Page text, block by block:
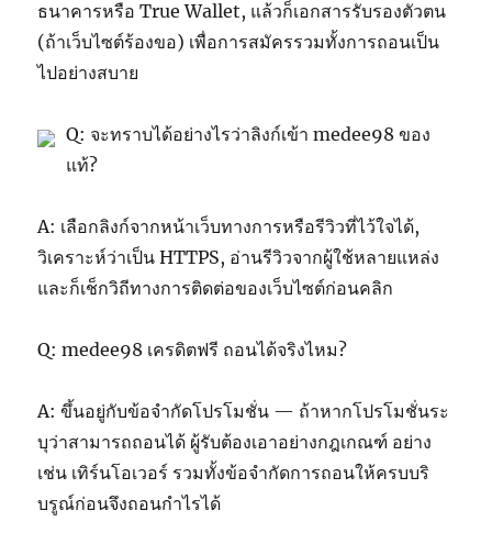
ธนาคารหรือ True Wallet, แล้วก็เอกสารรับรองตัวตน
(ถ้าเว็บไซต์ร้องขอ) เพื่อการสมัครรวมทั้งการถอนเป็น
ไปอย่างสบาย
Q: จะทราบได้อย่างไรว่าลิงก์เข้า medee98 ของ
แท้?
A: เลือกลิงก์จากหน้าเว็บทางการหรือรีวิวที่ไว้ใจได้,
วิเคราะห์ว่าเป็น HTTPS, อ่านรีวิวจากผู้ใช้หลายแหล่ง
และก็เช็กวิถีทางการติดต่อของเว็บไซต์ก่อนคลิก
Q: medee98 เครดิตฟรี ถอนได้จริงไหม?
A: ขึ้นอยู่กับข้อจำกัดโปรโมชั่น — ถ้าหากโปรโมชั่นระ
บุว่าสามารถถอนได้ ผู้รับต้องเอาอย่างกฎเกณฑ์ อย่าง
เช่น เทิร์นโอเวอร์ รวมทั้งข้อจำกัดการถอนให้ครบบริ
บรูณ์ก่อนจึงถอนกำไรได้